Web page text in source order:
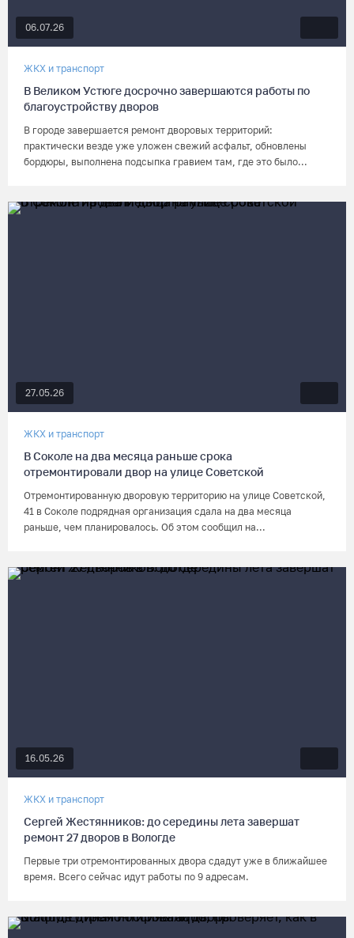
06.07.26
ЖКХ и транспорт
В Великом Устюге досрочно завершаются работы по
благоустройству дворов
В городе завершается ремонт дворовых территорий:
практически везде уже уложен свежий асфальт, обновлены
бордюры, выполнена подсыпка гравием там, где это было...
27.05.26
ЖКХ и транспорт
В Соколе на два месяца раньше срока
отремонтировали двор на улице Советской
Отремонтированную дворовую территорию на улице Советской,
41 в Соколе подрядная организация сдала на два месяца
раньше, чем планировалось. Об этом сообщил на...
16.05.26
ЖКХ и транспорт
Сергей Жестянников: до середины лета завершат
ремонт 27 дворов в Вологде
Первые три отремонтированных двора сдадут уже в ближайшее
время. Всего сейчас идут работы по 9 адресам.